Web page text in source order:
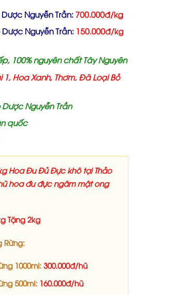
Nguyễn Trần: 700.000đ/kg
Nguyễn Trần: 150.000đ/kg
100% nguyên chất Tây Nguyên
Hoa Xanh, Thơm, Đã Loại Bỏ
Nguyễn Trần
quốc
Hoa Đu Đủ Đực khô tại Thảo
hoa đu đực ngâm mật ong
Tặng 2kg
Rừng:
1000ml: 300.000đ/hũ
500ml: 160.000đ/hũ